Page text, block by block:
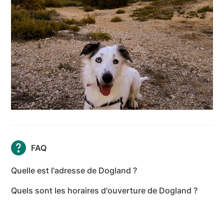
FAQ
Quelle est l'adresse de Dogland ?
Commanderie St Jean de Malte, 13080 Luynes -
Quels sont les horaires d'ouverture de Dogland ?